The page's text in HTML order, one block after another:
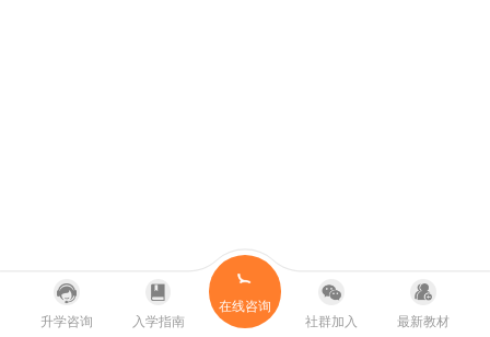
升学咨询 入学指南
在线咨询
社群加入
最新教材